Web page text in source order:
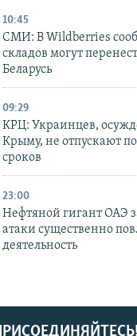
10:45
СМИ: В Wildberries
складов могут
Беларусь
09:29
КРЦ: Украинцев,
Крыму, не отпускают
сроков
23:00
Нефтяной гигант ОАЭ
атаки существенно
деятельность
ПРИСОЕДИНЯЙТЕСЬ!